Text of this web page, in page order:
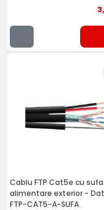
3
Cablu FTP Cat5e cu
alimentare exterior -
FTP-CAT5-A-SUFA